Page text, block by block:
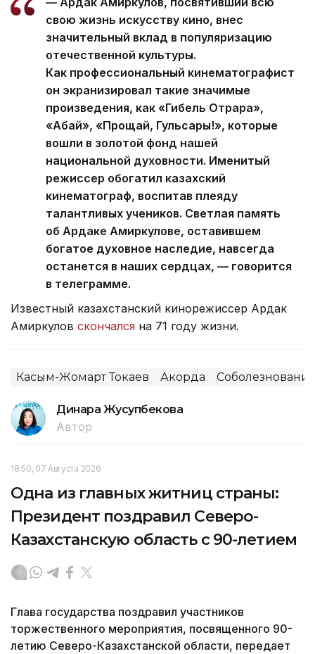
свою жизнь искусству кино, внес
значительный вклад в популяризацию
отечественной культуры.
Как профессиональный кинематографист
он экранизировал такие значимые
произведения, как «Гибель Отрара»,
«Абай», «Прощай, Гульсары!», которые
вошли в золотой фонд нашей
национальной духовности. Именитый
режиссер обогатил казахский
кинематограф, воспитав плеяду
талантливых учеников. Светлая память
об Ардаке Амиркулове, оставившем
богатое духовное наследие, навсегда
останется в наших сердцах, — говорится
в телеграмме.
Известный казахстанский кинорежиссер Ардак
Амиркулов скончался на 71 году жизни.
Касым-Жомарт Токаев Акорда
Динара Жусупбекова
Автор
18:50, 07 Августа 2026
Одна из главных житниц страны:
Президент поздравил Северо-
Казахстанскую область с 90-летием
Глава государства поздравил участников
торжественного мероприятия, посвященного 90-
летию Северо-Казахстанской области, передает